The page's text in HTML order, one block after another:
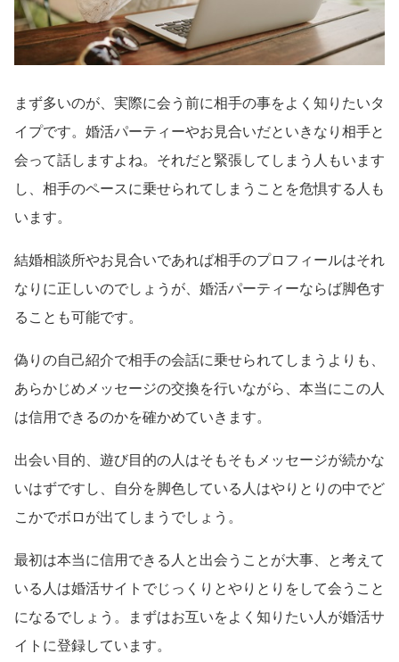
まず多いのが、実際に会う前に相手の事をよく知りたいタ
イプです。婚活パーティーやお見合いだといきなり相手と
会って話しますよね。それだと緊張してしまう人もいます
し、相手のペースに乗せられてしまうことを危惧する人も
います。
結婚相談所やお見合いであれば相手のプロフィールはそれ
なりに正しいのでしょうが、婚活パーティーならば脚色す
ることも可能です。
偽りの自己紹介で相手の会話に乗せられてしまうよりも、
あらかじめメッセージの交換を行いながら、本当にこの人
は信用できるのかを確かめていきます。
出会い目的、遊び目的の人はそもそもメッセージが続かな
いはずですし、自分を脚色している人はやりとりの中でど
こかでボロが出てしまうでしょう。
最初は本当に信用できる人と出会うことが大事、と考えて
いる人は婚活サイトでじっくりとやりとりをして会うこと
になるでしょう。まずはお互いをよく知りたい人が婚活サ
イトに登録しています。